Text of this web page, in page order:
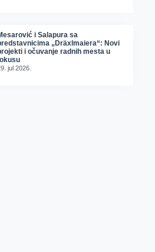
i Salapura sa
„Dräxlmaiera“: Novi
i očuvanje radnih mesta u
jul 2026.